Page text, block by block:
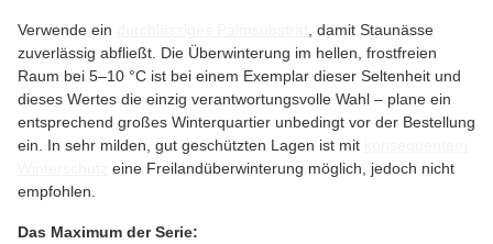
Verwende ein
, damit Staunässe
zuverlässig abfließt. Die Überwinterung im hellen, frostfreien
Raum bei 5–10 °C ist bei einem Exemplar dieser Seltenheit und
dieses Wertes die einzig verantwortungsvolle Wahl – plane ein
entsprechend großes Winterquartier unbedingt vor der Bestellung
ein. In sehr milden, gut geschützten Lagen ist mit
eine Freilandüberwinterung möglich, jedoch nicht
empfohlen.
Das Maximum der Serie: